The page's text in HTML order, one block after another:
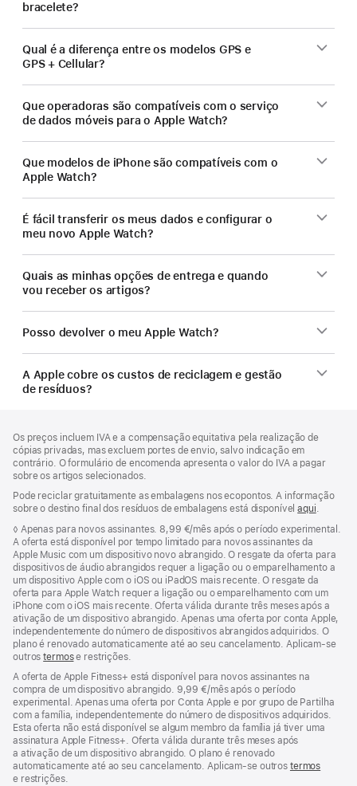
bracelete?
Qual é a diferença entre os modelos GPS e
GPS + Cellular?
Que operadoras são compatíveis com o serviço
de dados móveis para o Apple Watch?
Que modelos de iPhone são compatíveis com o
Apple Watch?
É fácil transferir os meus dados e configurar o
meu novo Apple Watch?
Quais as minhas opções de entrega e quando
vou receber os artigos?
Posso devolver o meu Apple Watch?
A Apple cobre os custos de reciclagem e gestão
de resíduos?
de
rodapé
Os preços incluem IVA e a compensação equitativa pela realização de
cópias privadas, mas excluem portes de envio, salvo indicação em
contrário. O formulário de encomenda apresenta o valor do IVA a pagar
sobre os artigos selecionados.
Pode reciclar gratuitamente as embalagens nos ecopontos. A informação
sobre o destino final dos resíduos de embalagens está disponívelaqui.
Nota
de
rodapé
◊ Apenas para novos assinantes. 8,99 €/mês após o período experimental.
A oferta está disponível por tempo limitado para novos assinantes da
Apple Music com um dispositivo novo abrangido. O resgate da oferta para
dispositivos de áudio abrangidos requer a ligação ou o emparelhamento a
um dispositivo Apple com o iOS ou iPadOS mais recente. O resgate da
oferta para Apple Watch requer a ligação ou o emparelhamento com um
iPhone com o iOS mais recente. Oferta válida durante três meses após a
ativação de um dispositivo abrangido. Apenas uma oferta por conta Apple,
independentemente do número de dispositivos abrangidos adquiridos. O
plano é renovado automaticamente até ao seu cancelamento. Aplicam-se
outrostermose restrições.
A oferta de Apple Fitness+ está disponível para novos assinantes na
compra de um dispositivo abrangido. 9,99 €/mês após o período
experimental. Apenas uma oferta por Conta Apple e por grupo de Partilha
com a família, independentemente do número de dispositivos adquiridos.
Esta oferta não está disponível se algum membro da família já tiver uma
assinatura Apple Fitness+. Oferta válida durante três meses após
a ativação de um dispositivo abrangido. O plano é renovado
automaticamente até ao seu cancelamento. Aplicam‑se outros termos
e restrições.